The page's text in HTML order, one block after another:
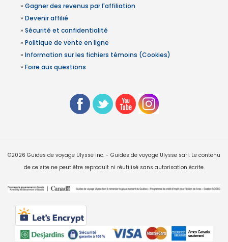
» Gagner des revenus par l'affiliation
» Devenir affilié
» Sécurité et confidentialité
» Politique de vente en ligne
» Information sur les fichiers témoins (Cookies)
» Foire aux questions
©2026 Guides de voyage Ulysse inc. - Guides de voyage Ulysse sarl. Le contenu
de ce site ne peut être reproduit ni réutilisé sans autorisation écrite.